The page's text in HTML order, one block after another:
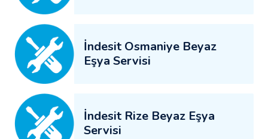
İndesit Osmaniye Beyaz
Eşya Servisi
İndesit Rize Beyaz Eşya
Servisi